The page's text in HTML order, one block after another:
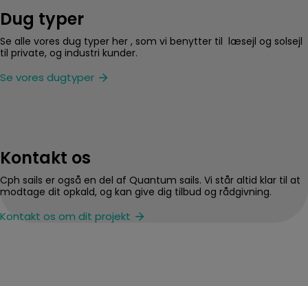
Dug typer
Se alle vores dug typer her , som vi benytter til læsejl og solsejl
til private, og industri kunder.
Se vores dugtyper
Kontakt os
Cph sails er også en del af Quantum sails. Vi står altid klar til at
modtage dit opkald, og kan give dig tilbud og rådgivning.
Kontakt os om dit projekt